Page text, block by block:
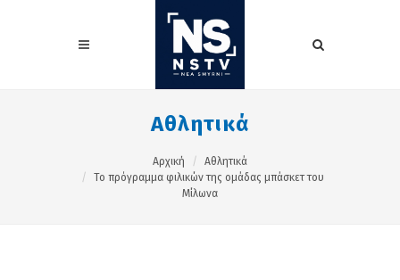
Αθλητικά
Αρχική
Αθλητικά
Το πρόγραμμα φιλικών της ομάδας μπάσκετ του
Μίλωνα